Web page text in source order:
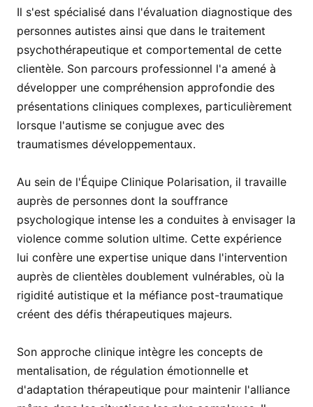
Il s'est spécialisé dans l'évaluation diagnostique des
personnes autistes ainsi que dans le traitement
psychothérapeutique et comportemental de cette
clientèle. Son parcours professionnel l'a amené à
développer une compréhension approfondie des
présentations cliniques complexes, particulièrement
lorsque l'autisme se conjugue avec des
traumatismes développementaux.
Au sein de l'Équipe Clinique Polarisation, il travaille
auprès de personnes dont la souffrance
psychologique intense les a conduites à envisager la
violence comme solution ultime. Cette expérience
lui confère une expertise unique dans l'intervention
auprès de clientèles doublement vulnérables, où la
rigidité autistique et la méfiance post-traumatique
créent des défis thérapeutiques majeurs.
Son approche clinique intègre les concepts de
mentalisation, de régulation émotionnelle et
d'adaptation thérapeutique pour maintenir l'alliance